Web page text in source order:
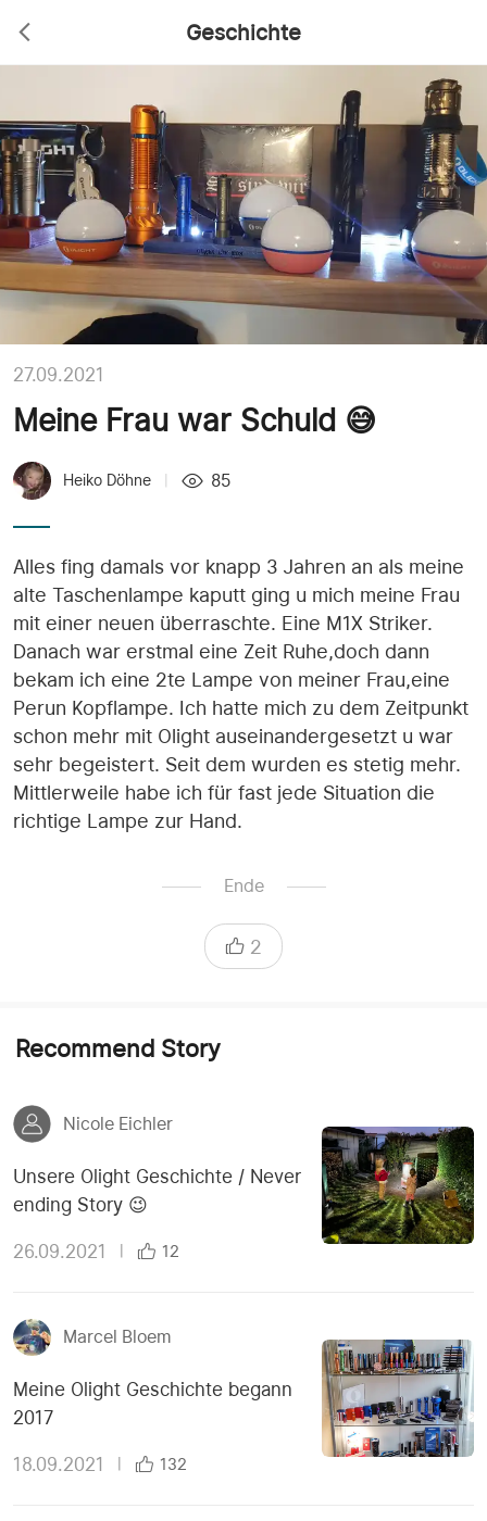
Geschichte
27.09.2021
Meine Frau war Schuld 😅
Heiko Döhne 85
Alles fing damals vor knapp 3 Jahren an als meine
alte Taschenlampe kaputt ging u mich meine Frau
mit einer neuen überraschte. Eine M1X Striker.
Danach war erstmal eine Zeit Ruhe,doch dann
bekam ich eine 2te Lampe von meiner Frau,eine
Perun Kopflampe. Ich hatte mich zu dem Zeitpunkt
schon mehr mit Olight auseinandergesetzt u war
sehr begeistert. Seit dem wurden es stetig mehr.
Mittlerweile habe ich für fast jede Situation die
richtige Lampe zur Hand.
Ende
2
Recommend Story
Nicole Eichler
Unsere Olight Geschichte / Never
ending Story 😉
26.09.2021 | 12
Marcel Bloem
Meine Olight Geschichte begann
2017
18.09.2021 132